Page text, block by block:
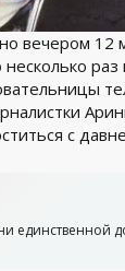
вечером 12
раз
с
единственной